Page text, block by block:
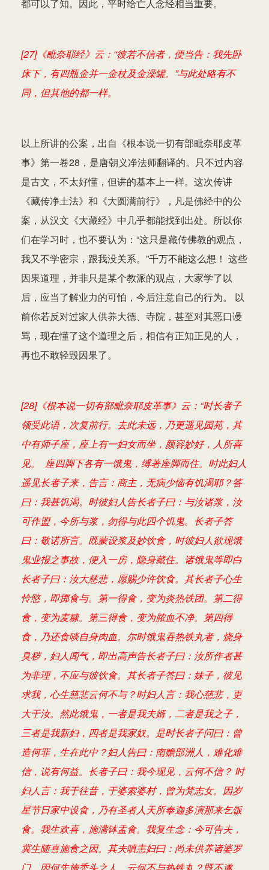
都可以了知。因此，平时给亡人念经相当重要。
[27]《毗奈耶经》云：“彼若不信者，便当告：我先卧
床下，有四瓶金并一金杖及金澡罐。”与此处略有不
同，但其他的都一样。
以上所讲的公案，出自《根本说一切有部毗奈耶皮革
事》第一卷28，是唐朝义净法师翻译的。只不过内容
是古文，不太好懂，但讲的基本上一样。这次传讲
《藏传净土法》和《大圆满前行》，凡是佛经中的公
案，从汉文《大藏经》中几乎都能找到出处。所以你
们在学习时，也不要认为：“这只是藏传佛教的观点，
我又不学密宗，跟我没关系。”千万不能这么想！ 这些
因果道理，并非只是某个教派的观点，大家学了以
后，应当了解业力的可怕，今后注意自己的行为。 以
前你若反对过家人供养大德、寺院，甚至对其恶口谩
骂，现在懂了这个道理之后，相信有正知正见的人，
再也不敢轻毁因果了。
[28]《根本说一切有部毗奈耶皮革事》云：“时长者子
领受此语，次复前行。去此未远，乃更遥见园苑，其
中有师子座，座上有一妇女而坐，颜容妙好，人所喜
见。 座四脚下各有一饿鬼，缚著座脚而住。时此妇人
遥见长者子来，告言：商主，无病少恼有饥渴耶？答
曰：我甚饥渴。时彼妇人告长者子曰：与汝诸浆，汝
可作盟，今所与浆，勿得与此四个饥鬼。长者子答
曰：敬诺所言。既蒙设浆及妙饮食，时彼妇人欲现饿
鬼业报之事故，便入一房，隐身藏住。诸饿鬼等即白
长者子曰：汝大慈悲，愿赐少许饮食。其长者子心生
怜愍，即掷食与。第一得食，变为炎热铁团。第二得
食，变为麦糠。第三得食，变为脓血不净。第四得
食，乃还食啖自身肉血。尔时饿鬼吞热铁丸者，烧身
臭秽，妇人闻气，即出高声告长者子曰：汝所作者甚
为非理，不应与彼饮食。其长者子答曰：妹子，彼见
求我，心生慈悲云何不与？时妇人言：我心慈悲，更
大于汝。然此饿鬼，一者是我夫婿，二者是我之子，
三者是我新妇，四者是我家奴。是时长者子问曰：曾
造何罪，生在此中？妇人告曰：南赡部洲人，难化难
信，说有何益。长者子曰：我今现见，云何不信？ 时
妇人言：我于往昔，于婆索婆村，曾为梵志女。因岁
星节日家中设食，乃有圣者人天所奉迦多演那来乞饭
食。我生欢喜，施满钵盂食。我复生念：今可告夫，
冀生随喜施食之因。其夫嗔恚妇曰：尚未供养诸婆罗